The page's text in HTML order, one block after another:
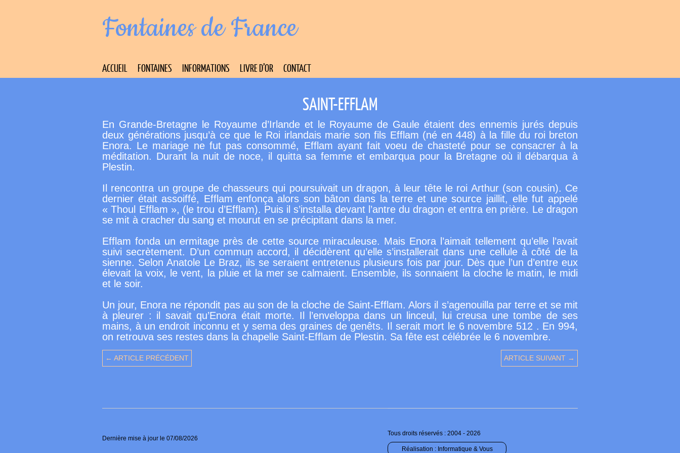
Fontaines de France
ACCUEIL FONTAINES INFORMATIONS LIVRE D’OR CONTACT
SAINT-EFFLAM
En Grande-Bretagne le Royaume d’Irlande et le Royaume de Gaule étaient des ennemis jurés depuis
deux générations jusqu’à ce que le Roi irlandais marie son fils Efflam (né en 448) à la fille du roi breton
Enora. Le mariage ne fut pas consommé, Efflam ayant fait voeu de chasteté pour se consacrer à la
méditation. Durant la nuit de noce, il quitta sa femme et embarqua pour la Bretagne où il débarqua à
Plestin.
I l rencontra un groupe de chasseurs qui poursuivait un dragon, à leur tête le roi Arthur (son cousin). Ce
dernier était assoiffé, Efflam enfonça alors son bâton dans la terre et une source jaillit, elle fut appelé
« Thoul Efflam », (le trou d’Efflam). Puis il s’installa devant l’antre du dragon et entra en prière. Le dragon
se mit à cracher du sang et mourut en se précipitant dans la mer.
Efflam fonda un ermitage près de cette source miraculeuse. Mais Enora l’aimait tellement qu’elle l’avait
suivi secrètement. D’un commun accord, il décidèrent qu’elle s’installerait dans une cellule à côté de la
sienne. Selon Anatole Le Braz, ils se seraient entretenus plusieurs fois par jour. Dès que l’un d’entre eux
élevait la voix, le vent, la pluie et la mer se calmaient. Ensemble, ils sonnaient la cloche le matin, le midi
et le soir.
Un jour, Enora ne répondit pas au son de la cloche de Saint-Efflam. Alors il s’agenouilla par terre et se mit
à pleurer : il savait qu’Enora était morte. Il l’enveloppa dans un linceul, lui creusa une tombe de ses
mains, à un endroit inconnu et y sema des graines de genêts. Il serait mort le 6 novembre 512 . En 994,
on retrouva ses restes dans la chapelle Saint-Efflam de Plestin. Sa fête est célébrée le 6 novembre.
← ARTICLE PRÉCÉDENT ARTICLE SUIVANT →
Dernière mise à jour le 07/08/2026
Tous droits réservés : 2004 - 2026
Réalisation : Informatique & Vous